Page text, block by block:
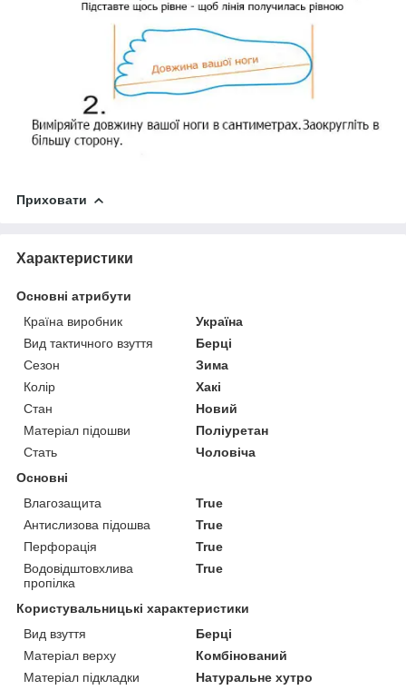
Приховати
Характеристики
Основні атрибути
Країна виробник
Україна
Вид тактичного взуття
Берці
Сезон
Зима
Колір
Хакі
Стан
Новий
Матеріал підошви
Поліуретан
Стать
Чоловіча
Основні
Влагозащита
True
Антислизова підошва
True
Перфорація
True
Водовідштовхлива
пропілка
True
Користувальницькі характеристики
Вид взуття
Берці
Матеріал верху
Комбінований
Матеріал підкладки
Натуральне хутро